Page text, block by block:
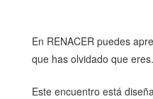
En RENACER puedes
que has olvidado que eres.
Este encuentro está